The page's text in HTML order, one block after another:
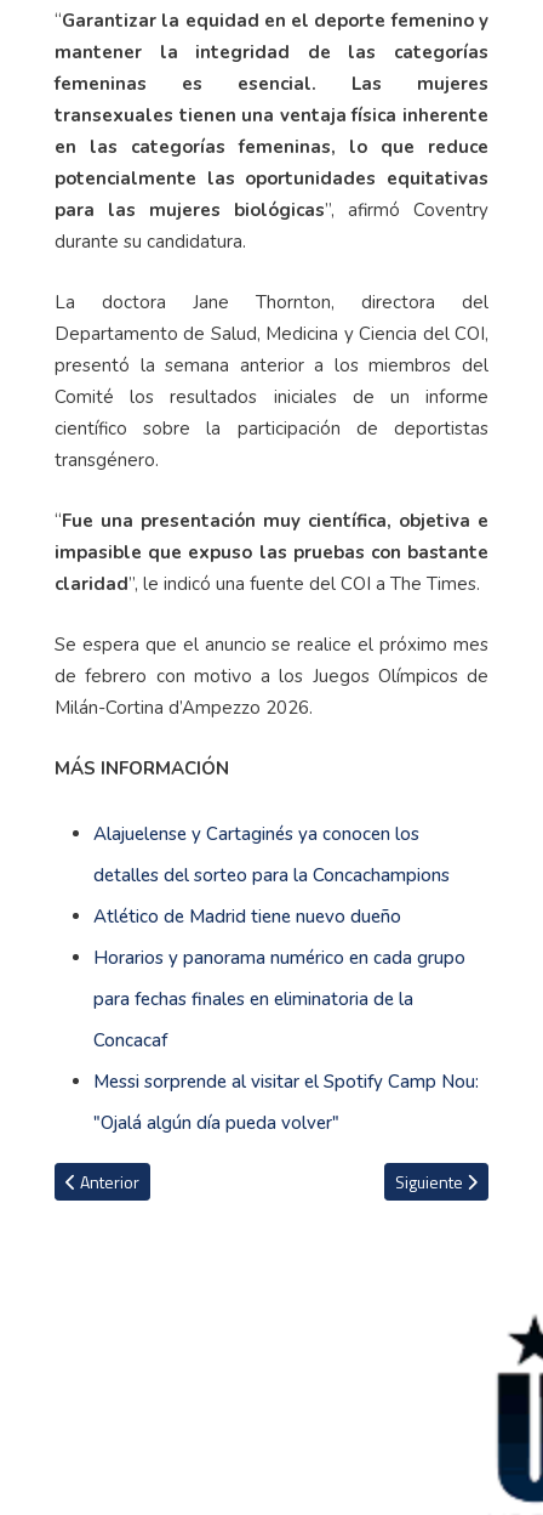
“Garantizar la equidad en el deporte femenino y
mantener la integridad de las categorías
femeninas es esencial. Las mujeres
transexuales tienen una ventaja física inherente
en las categorías femeninas, lo que reduce
potencialmente las oportunidades equitativas
para las mujeres biológicas”, afirmó Coventry
durante su candidatura.
La doctora Jane Thornton, directora del
Departamento de Salud, Medicina y Ciencia del COI,
presentó la semana anterior a los miembros del
Comité los resultados iniciales de un informe
científico sobre la participación de deportistas
transgénero.
“Fue una presentación muy científica, objetiva e
impasible que expuso las pruebas con bastante
claridad”, le indicó una fuente del COI a The Times.
Se espera que el anuncio se realice el próximo mes
de febrero con motivo a los Juegos Olímpicos de
Milán-Cortina d’Ampezzo 2026.
MÁS INFORMACIÓN
Alajuelense y Cartaginés ya conocen los
detalles del sorteo para la Concachampions
Atlético de Madrid tiene nuevo dueño
Horarios y panorama numérico en cada grupo
para fechas finales en eliminatoria de la
Concacaf
Messi sorprende al visitar el Spotify Camp Nou:
"Ojalá algún día pueda volver"
Artículo anterior: Atleta estadounidense recibe 45 meses de
Anterior Artículo siguiente:
Siguiente